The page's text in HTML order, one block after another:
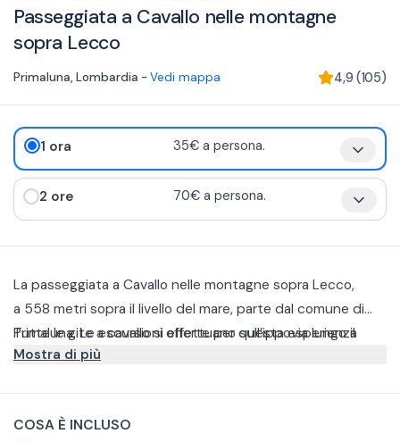
Passeggiata a Cavallo nelle montagne
sopra Lecco
Primaluna, Lombardia - Vedi mappa 4,9 (105)
1 ora 35€ a persona.
2 ore 70€ a persona.
La passeggiata a Cavallo nelle montagne sopra Lecco,
a 558 metri sopra il livello del mare, parte dal comune di
Primaluna. Le escursioni offerte per questa esperienza
sono di 1 o 2 ore, a scelta.
Tutte le gite a cavallo si effettuano sull’ippovia lungo il
corso del fiume Pioverna, dove è possibile ammirare luoghi
stagione, e si raggiunge il bosco.
adeguato per montare a cavallo, come scarpe chiuse e
Mostra di più
COSA È INCLUSO